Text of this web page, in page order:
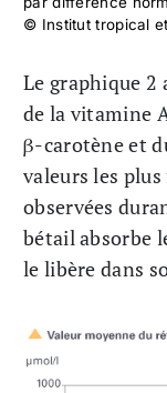
© Institut tropical
Le graphique 2
de la vitamine
β-carotène et
valeurs les
observées
bétail absorbe
le libère dans